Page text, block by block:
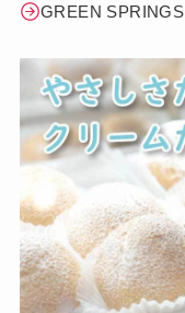
GREEN SPRINGS